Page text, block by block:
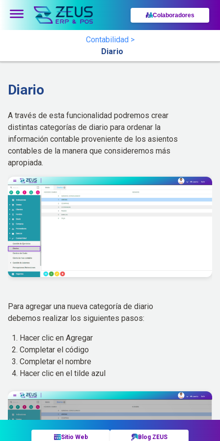
Colaboradores
Contabilidad >
Diario
Diario
A través de esta funcionalidad podremos crear
distintas categorías de diario para ordenar la
información contable proveniente de los asientos
contables de la manera que consideremos más
apropiada.
Para agregar una nueva categoría de diario
debemos realizar los siguientes pasos:
Hacer clic en Agregar
Completar el código
Completar el nombre
Hacer clic en el tilde azul
Sitio Web Blog ZEUS